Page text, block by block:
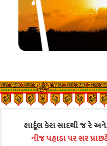
શાર્દૂલ કેરા સાદથી જ રે
નીજ પહાડા પર સર